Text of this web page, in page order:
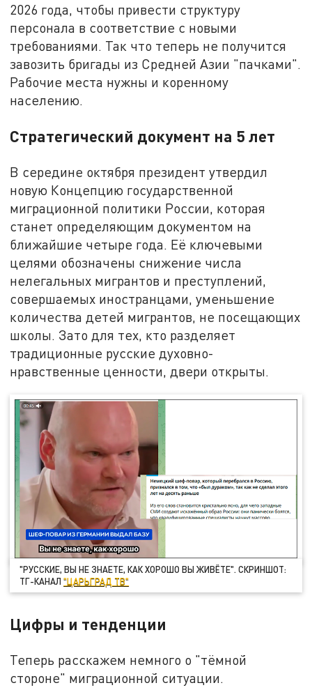
2026 года, чтобы привести структуру
персонала в соответствие с новыми
требованиями. Так что теперь не получится
завозить бригады из Средней Азии "пачками".
Рабочие места нужны и коренному
населению.
Стратегический документ на 5 лет
В середине октября президент утвердил
новую Концепцию государственной
миграционной политики России, которая
станет определяющим документом на
ближайшие четыре года. Её ключевыми
целями обозначены снижение числа
нелегальных мигрантов и преступлений,
совершаемых иностранцами, уменьшение
количества детей мигрантов, не посещающих
школы. Зато для тех, кто разделяет
традиционные русские духовно-
нравственные ценности, двери открыты.
"РУССКИЕ, ВЫ НЕ ЗНАЕТЕ, КАК ХОРОШО ВЫ ЖИВЁТЕ". СКРИНШОТ:
ТГ-КАНАЛ"ЦАРЬГРАД ТВ"
Цифры и тенденции
Теперь расскажем немного о "тёмной
стороне" миграционной ситуации.